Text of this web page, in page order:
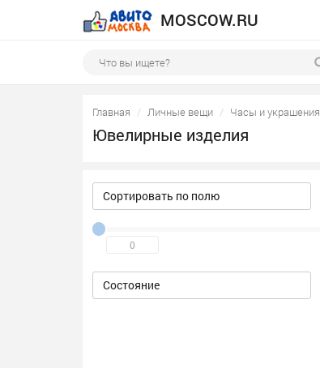
MOSCOW.RU
Главная Личные вещи Часы и украшения
Ювелирные изделия
Сортировать по полю